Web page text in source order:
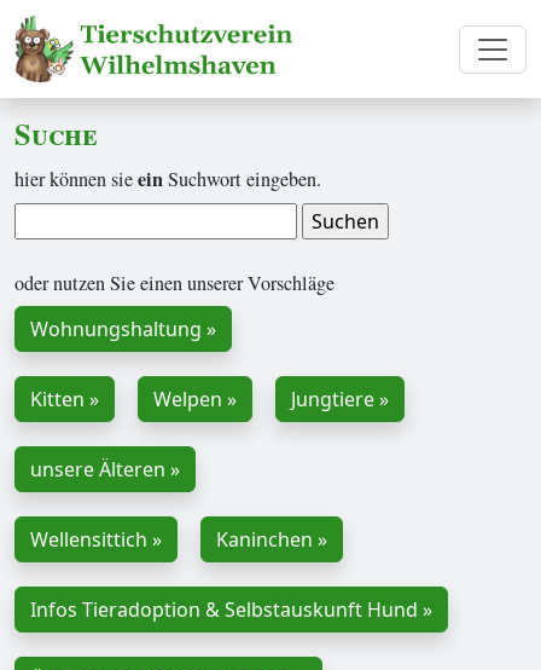
Suche
hier können sieeinSuchwort eingeben.
oder nutzen Sie einen unserer Vorschläge
Wohnungshaltung »
Kitten » Welpen » Jungtiere »
unsere Älteren »
Wellensittich » Kaninchen »
Infos Tieradoption & Selbstauskunft Hund »